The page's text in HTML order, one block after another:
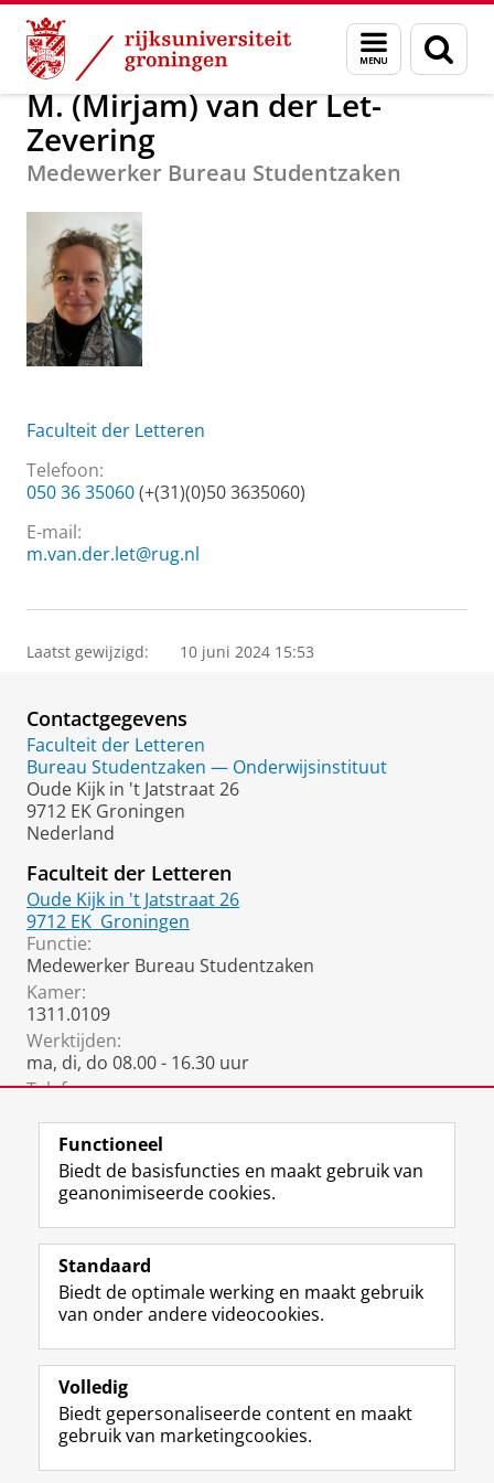
Skip
Content
Skip
Navigation
Menu
en
zoeken
Over ons M. (Mirjam) van der Let-Zevering
M. (Mirjam) van der Let-
Zevering
Medewerker Bureau Studentzaken
Faculteit der Letteren
Telefoon:
050 36 35060(+(31)(0)50 3635060)
E-mail:
m.van.der.let@rug.nl
Laatst gewijzigd: 10 juni 2024 15:53
Contactgegevens
Faculteit der Letteren
Bureau Studentzaken — Onderwijsinstituut
Oude Kijk in 't Jatstraat 26
9712 EK Groningen
Nederland
Faculteit der Letteren
Oude Kijk in 't Jatstraat 26
9712 EK Groningen
Functie:
Medewerker Bureau Studentzaken
Kamer:
1311.0109
Werktijden:
ma, di, do 08.00 - 16.30 uur
Telefoon:
Volg de RUG
F
a
e
b
o
p
a
i
L
i
k
e
I
-
p
g
R
S
-
f
e
R
k
I
n
t
r
m
c
Y
o
T
e
k
a
Studiekiezers
Alumni
Over ons
Functioneel
Biedt de basisfuncties en maakt gebruik van
geanonimiseerde cookies.
Standaard
Biedt de optimale werking en maakt gebruik
van onder andere videocookies.
Volledig
Biedt gepersonaliseerde content en maakt
gebruik van marketingcookies.